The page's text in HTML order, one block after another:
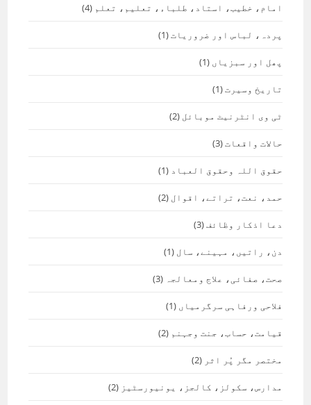
امام، خطیب، استاد، طلباء، تعلیم، تعلم (4)
پردہ، لباس اور ضروریات(1)
پھل اور سبزیاں (1)
تاریخ وسیرت(1)
ٹی وی انٹرنیٹ موبائل (2)
حالات واقعات(3)
حقوق اللہ وحقوق العباد (1)
حمد، نعت، تراتے، اقوال (2)
دعا اذکار وظائف(3)
دن، راتیں، مہینے، سال (1)
صحت، صفائی، علاج ومعالجہ (3)
فلاحی ورفاہی سرگرمیاں (1)
قیامت، حساب، جنت وجہنم (2)
مختصر مگر پُر اثر (2)
مدارس، سکولز، کالجز، یونیورسٹیز (2)